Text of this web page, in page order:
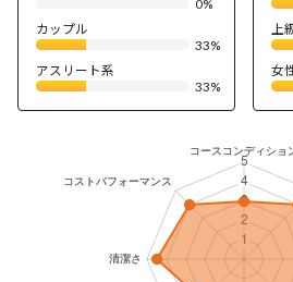
0%
カップル
33%
アスリート系
33%
上
女